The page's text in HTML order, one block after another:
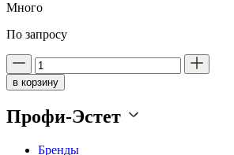
Много
По запросу
в корзину
Профи-Эстет
Бренды